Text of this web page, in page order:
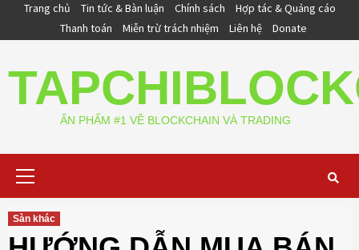
Trang chủ Tin tức & Bàn luận Chính sách
Hợp tác & Quảng cáo
Thanh toán
Miễn trừ trách nhiệm Liên hệ Donate
ẤN PHẨM #1 VỀ BLOCKCHAIN VÀ TRADING
Sàn khác